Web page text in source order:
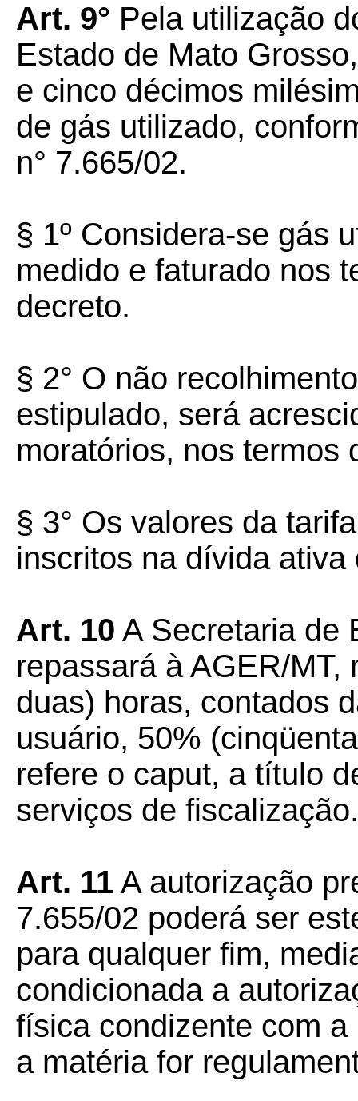
Art. 9° Pela utilização
Estado de Mato
e cinco décimos
de gás utilizado,
n° 7.665/02.
§ 1º Considera-se gás
medido e faturado nos
decreto.
§ 2° O não
estipulado, será
moratórios, nos termos
§ 3° Os valores da
inscritos na dívida
Art. 10 A Secretaria de
repassará à AGER/
duas) horas, contados
usuário, 50%
refere o caput, a título
serviços de fiscalização.
Art. 11 A autorização
7.655/02 poderá ser
para qualquer fim,
condicionada a
física condizente com
a matéria for